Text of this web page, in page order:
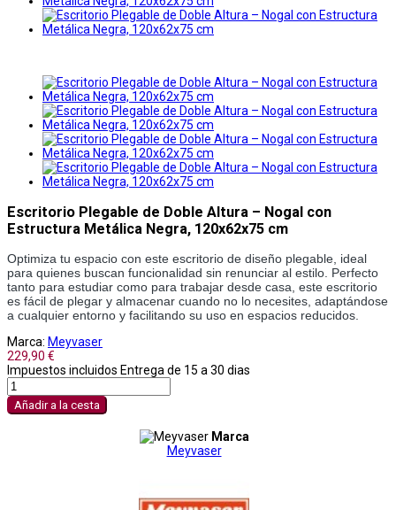
Escritorio Plegable de Doble Altura – Nogal con
Estructura Metálica Negra, 120x62x75 cm
Optimiza tu espacio con este escritorio de diseño plegable, ideal
para quienes buscan funcionalidad sin renunciar al estilo. Perfecto
tanto para estudiar como para trabajar desde casa, este escritorio
es fácil de plegar y almacenar cuando no lo necesites, adaptándose
a cualquier entorno y facilitando su uso en espacios reducidos.
Marca: Meyvaser
229,90 €
Impuestos incluidos Entrega de 15 a 30 dias
Añadir a la cesta
Marca
Meyvaser